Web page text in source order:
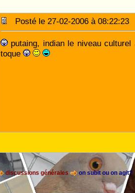
Posté le 27-02-2006 à
putaing, indian le niveau
toque
discussions générales on subit ou on agit?